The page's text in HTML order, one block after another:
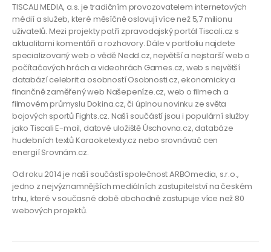
TISCALI MEDIA, a.s. je tradičním provozovatelem internetových
médií a služeb, které měsíčně oslovují více než 5,7 milionu
uživatelů. Mezi projekty patří zpravodajský portálTiscali.cz s
aktualitami komentáři a rozhovory. Dále v portfoliu najdete
specializovaný web o věděNedd.cz, největší a nejstarší web o
počítačových hrách a videohrách Games.cz, web s největší
databází celebrit a osobnostíOsobnosti.cz, ekonomicky a
finančně zaměřený web Našepeníze.cz, web o filmech a
filmovém průmyslu Dokina.cz, či úplnou novinku ze světa
bojových sportůFights.cz. Naší součástí jsou i populární služby
jakoTiscali E-mail, datové uložištěÚschovna.cz, databáze
hudebních textůKaraoketexty.cz nebo srovnávač cen
energiíSrovnám.cz.
Od roku 2014 je naší součástí společnostARBOmedia, s.r.o.,
jedno z nejvýznamnějších mediálních zastupitelství na českém
trhu, které v současné době obchodně zastupuje více než 80
webových projektů.